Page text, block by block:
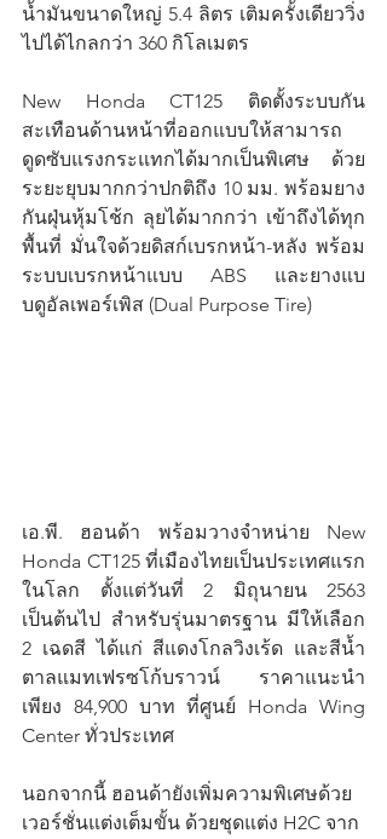
น้ำมันขนาดใหญ่ 5.4 ลิตร เติมครั้งเดียววิ่ง
ไปได้ไกลกว่า 360 กิโลเมตร
New Honda CT125 ติดตั้งระบบกัน
สะเทือนด้านหน้าที่ออกแบบให้สามารถ
ดูดซับแรงกระแทกได้มากเป็นพิเศษ ด้วย
ระยะยุบมากกว่าปกติถึง 10 มม. พร้อมยาง
กันฝุ่นหุ้มโช้ก ลุยได้มากกว่า เข้าถึงได้ทุก
พื้นที่ มั่นใจด้วยดิสก์เบรกหน้า-หลัง พร้อม
ระบบเบรกหน้าแบบ ABS และยางแบ
บดูอัลเพอร์เพิส (Dual Purpose Tire)
เอ.พี. ฮอนด้า พร้อมวางจำหน่าย New
Honda CT125 ที่เมืองไทยเป็นประเทศแรก
ในโลก ตั้งแต่วันที่ 2 มิถุนายน 2563
เป็นต้นไป สำหรับรุ่นมาตรฐาน มีให้เลือก
2 เฉดสี ได้แก่ สีแดงโกลวิงเร้ด และสีน้ำ
ตาลแมทเฟรซโก้บราวน์ ราคาแนะนำ
เพียง 84,900 บาท ที่ศูนย์ Honda Wing
Center ทั่วประเทศ
นอกจากนี้ ฮอนด้ายังเพิ่มความพิเศษด้วย
เวอร์ชั่นแต่งเต็มขั้น ด้วยชุดแต่ง H2C จาก